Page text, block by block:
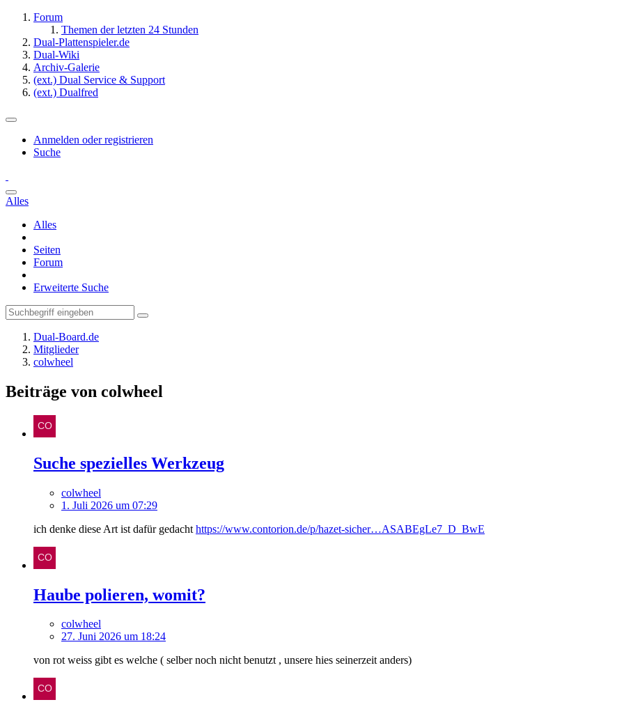
Forum
Themen der letzten 24 Stunden
Dual-Plattenspieler.de
Dual-Wiki
Archiv-Galerie
(ext.) Dual Service & Support
(ext.) Dualfred
Anmelden oder registrieren
Suche
Alles
Alles
Seiten
Forum
Erweiterte Suche
Dual-Board.de
Mitglieder
colwheel
Beiträge von colwheel
Suche spezielles Werkzeug
colwheel
1. Juli 2026 um 07:29
ich denke diese Art ist dafür gedacht https://www.contorion.de/p/hazet-sicher…ASABEgLe7_D_BwE
Haube polieren, womit?
colwheel
27. Juni 2026 um 18:24
von rot weiss gibt es welche ( selber noch nicht benutzt , unsere hies seinerzeit anders)